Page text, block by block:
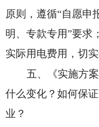
原则，遵循“自愿申
明、专款专用”要求
实际用电费用，切
五、《实施方
什么变化？如何保
业？